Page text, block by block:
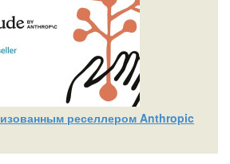
реселлером Anthropic